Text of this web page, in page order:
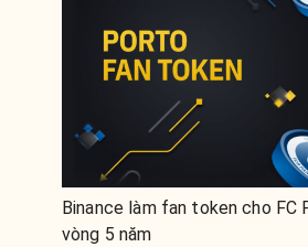
Binance làm fan token cho
vòng 5 năm